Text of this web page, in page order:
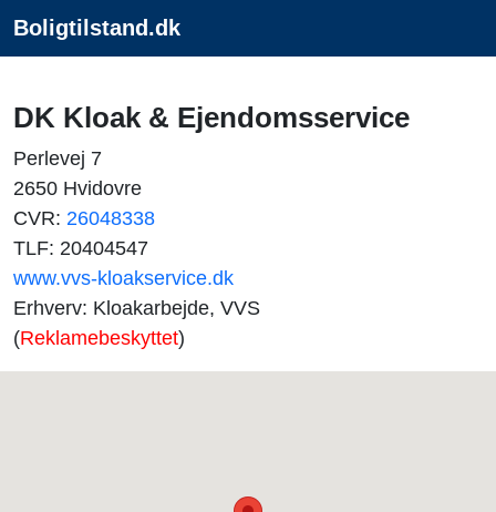
Boligtilstand.dk
DK Kloak & Ejendomsservice
Perlevej 7
2650 Hvidovre
CVR: 26048338
TLF: 20404547
www.vvs-kloakservice.dk
Erhverv: Kloakarbejde, VVS
(Reklamebeskyttet)